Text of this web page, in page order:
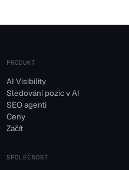
PRODUKT
AI Visibility
Sledování pozic v AI
SEO agenti
Ceny
Začít
SPOLEČNOST